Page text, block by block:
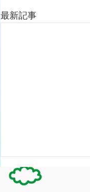
最新記事
夏休みのお知らせ